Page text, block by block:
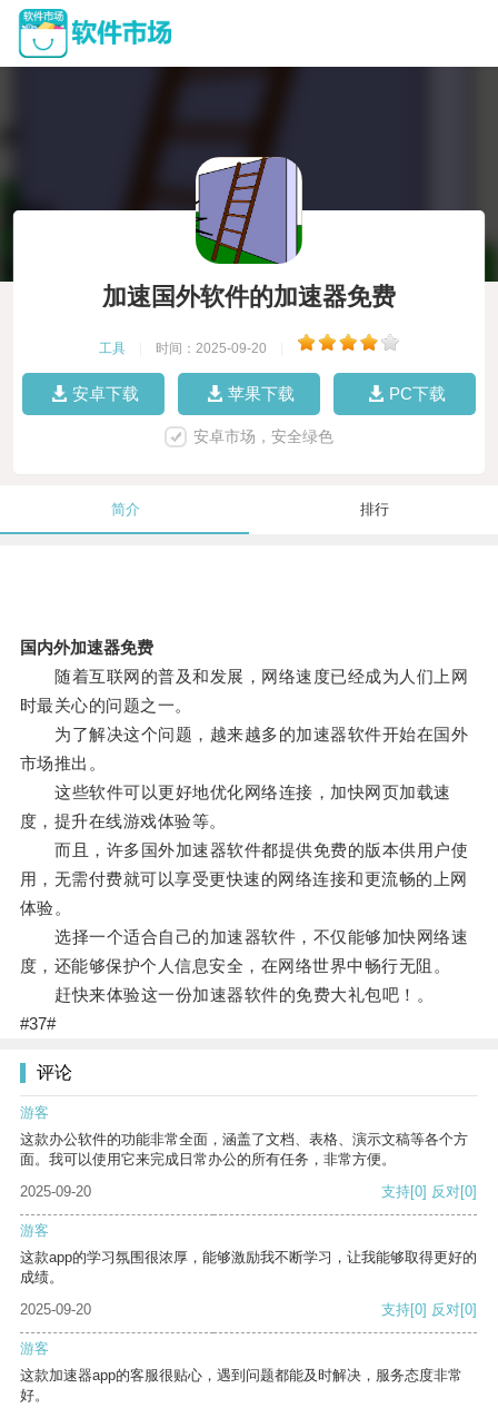
加速国外软件的加速器免费
工具 时间：2025-09-20
安卓下载 苹果下载 PC下载
安卓市场，安全绿色
简介 排行
国内外加速器免费
随着互联网的普及和发展，网络速度已经成为人们上网
时最关心的问题之一。
为了解决这个问题，越来越多的加速器软件开始在国外
市场推出。
这些软件可以更好地优化网络连接，加快网页加载速
度，提升在线游戏体验等。
而且，许多国外加速器软件都提供免费的版本供用户使
用，无需付费就可以享受更快速的网络连接和更流畅的上网
体验。
选择一个适合自己的加速器软件，不仅能够加快网络速
度，还能够保护个人信息安全，在网络世界中畅行无阻。
赶快来体验这一份加速器软件的免费大礼包吧！。
#37#
评论
游客
这款办公软件的功能非常全面，涵盖了文档、表格、演示文稿等各个方
面。我可以使用它来完成日常办公的所有任务，非常方便。
2025-09-20
支持[0] 反对[0]
游客
这款app的学习氛围很浓厚，能够激励我不断学习，让我能够取得更好的
成绩。
2025-09-20
支持[0] 反对[0]
游客
这款加速器app的客服很贴心，遇到问题都能及时解决，服务态度非常
好。